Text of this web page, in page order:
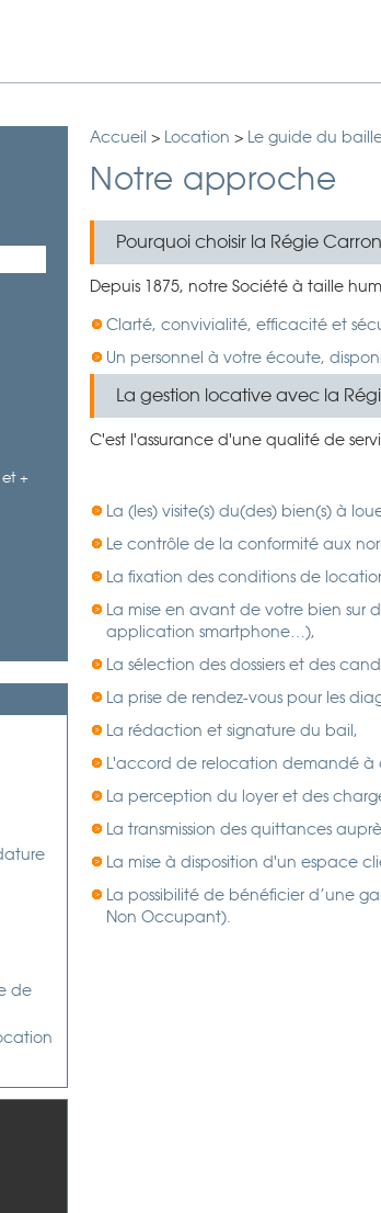
et +
de
Accueil > Location > Le guide du
Notre approche
Pourquoi choisir la Régie
Depuis 1875, notre Société à taille
Clarté, convivialité, efficacité et
Un personnel à votre écoute,
La gestion locative avec la
C'est l'assurance d'une qualité de
La (les) visite(s) du(des) bien(s) à
Le contrôle de la conformité aux
La fixation des conditions de
La mise en avant de votre bien sur
application smartphone…),
La sélection des dossiers et des
La prise de rendez-vous pour les
La rédaction et signature du bail,
L'accord de relocation demandé
La perception du loyer et des
La transmission des quittances
La mise à disposition d'un espace
La possibilité de bénéficier d’une
Non Occupant).